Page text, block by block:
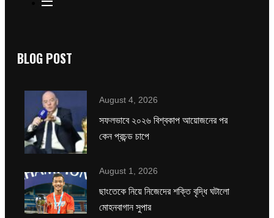
BLOG POST
August 4, 2026
সফলভাবে ২০২৬ বিশ্বকাপ আয়োজনের পর
কেন প্রচন্ড চাপে
August 1, 2026
ছাংতেকে নিয়ে নিজেদের শক্তি বৃদ্ধি ঘটালো
মোহনবাগান সুপার